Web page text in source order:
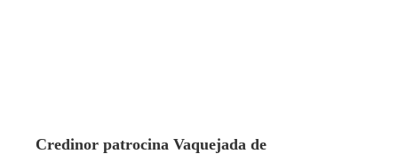
Credinor patrocina Vaquejada de